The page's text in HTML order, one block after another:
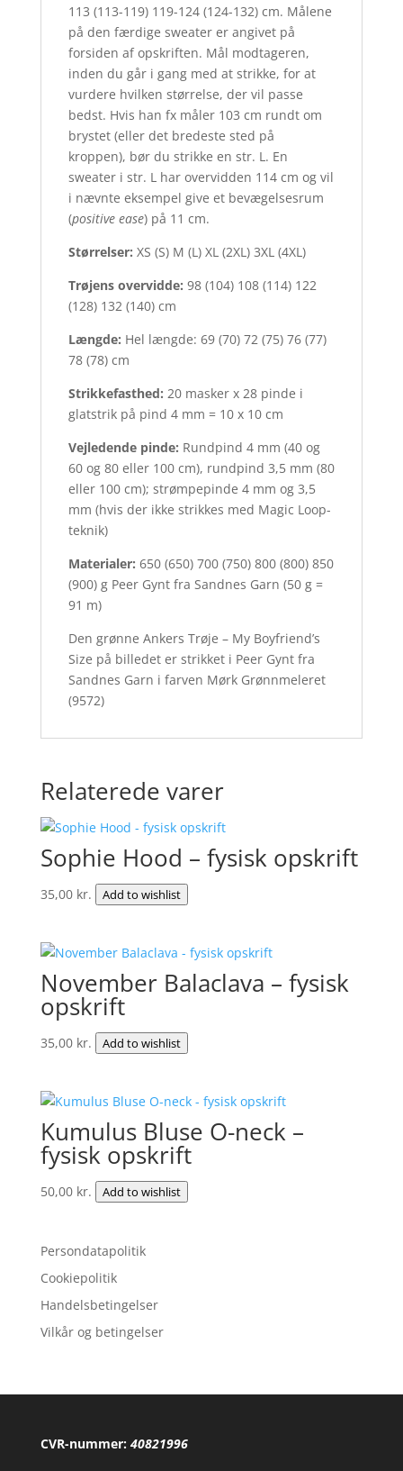
113 (113-119) 119-124 (124-132) cm. Målene
på den færdige sweater er angivet på
forsiden af opskriften. Mål modtageren,
inden du går i gang med at strikke, for at
vurdere hvilken størrelse, der vil passe
bedst. Hvis han fx måler 103 cm rundt om
brystet (eller det bredeste sted på
kroppen), bør du strikke en str. L. En
sweater i str. L har overvidden 114 cm og vil
i nævnte eksempel give et bevægelsesrum
(positive ease) på 11 cm.
Størrelser: XS (S) M (L) XL (2XL) 3XL (4XL)
Trøjens overvidde: 98 (104) 108 (114) 122
(128) 132 (140) cm
Længde: Hel længde: 69 (70) 72 (75) 76 (77)
78 (78) cm
Strikkefasthed: 20 masker x 28 pinde i
glatstrik på pind 4 mm = 10 x 10 cm
Vejledende pinde: Rundpind 4 mm (40 og
60 og 80 eller 100 cm), rundpind 3,5 mm (80
eller 100 cm); strømpepinde 4 mm og 3,5
mm (hvis der ikke strikkes med Magic Loop-
teknik)
Materialer: 650 (650) 700 (750) 800 (800) 850
(900) g Peer Gynt fra Sandnes Garn (50 g =
91 m)
Den grønne Ankers Trøje – My Boyfriend’s
Size på billedet er strikket i Peer Gynt fra
Sandnes Garn i farven Mørk Grønnmeleret
(9572)
Relaterede varer
Sophie Hood – fysisk opskrift
35,00 kr. Add to wishlist
November Balaclava – fysisk
opskrift
35,00 kr. Add to wishlist
Kumulus Bluse O-neck –
fysisk opskrift
50,00 kr. Add to wishlist
Persondatapolitik
Cookiepolitik
Handelsbetingelser
Vilkår og betingelser
CVR-nummer: 40821996